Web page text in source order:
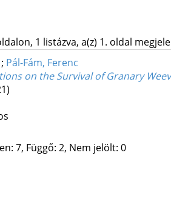
1 listázva, a(z) 1. oldal
; Pál-Fám, Ferenc
on the Survival of Granary
7, Függő: 2, Nem jelölt: 0